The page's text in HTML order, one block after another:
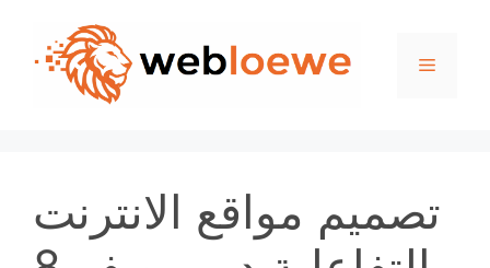
content
Menu
تصميم مواقع الانترنت